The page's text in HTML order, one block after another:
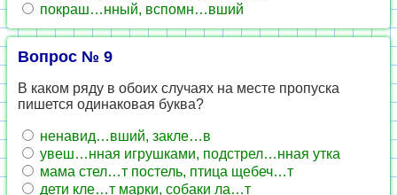
покраш…нный, вспомн…вший
Вопрос № 9
В каком ряду в обоих случаях на месте пропуска
пишется одинаковая буква?
ненавид…вший, закле…в
увеш…нная игрушками, подстрел…нная утка
мама стел…т постель, птица щебеч…т
дети кле…т марки, собаки ла…т